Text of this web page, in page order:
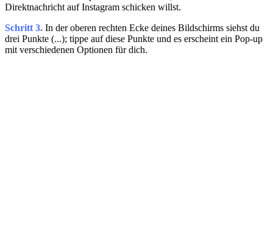
Direktnachricht auf Instagram schicken willst.
Schritt 3. In der oberen rechten Ecke deines Bildschirms siehst du
drei Punkte (...); tippe auf diese Punkte und es erscheint ein Pop-up
mit verschiedenen Optionen für dich.